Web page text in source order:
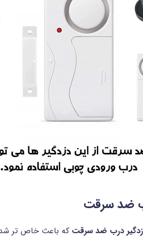
ضد سرقت
درب ضد سرقت که باعث خاص تر